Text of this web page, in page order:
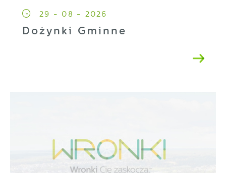
29 - 08 - 2026
Dożynki Gminne